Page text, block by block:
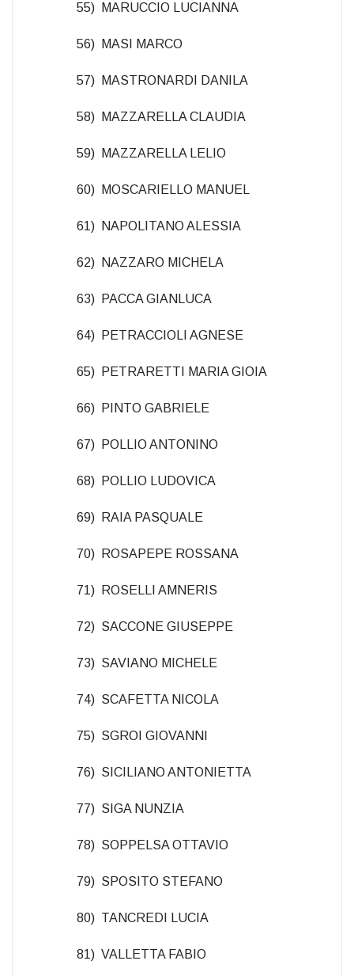
55) MARUCCIO LUCIANNA
56) MASI MARCO
57) MASTRONARDI DANILA
58) MAZZARELLA CLAUDIA
59) MAZZARELLA LELIO
60) MOSCARIELLO MANUEL
61) NAPOLITANO ALESSIA
62) NAZZARO MICHELA
63) PACCA GIANLUCA
64) PETRACCIOLI AGNESE
65) PETRARETTI MARIA GIOIA
66) PINTO GABRIELE
67) POLLIO ANTONINO
68) POLLIO LUDOVICA
69) RAIA PASQUALE
70) ROSAPEPE ROSSANA
71) ROSELLI AMNERIS
72) SACCONE GIUSEPPE
73) SAVIANO MICHELE
74) SCAFETTA NICOLA
75) SGROI GIOVANNI
76) SICILIANO ANTONIETTA
77) SIGA NUNZIA
78) SOPPELSA OTTAVIO
79) SPOSITO STEFANO
80) TANCREDI LUCIA
81) VALLETTA FABIO